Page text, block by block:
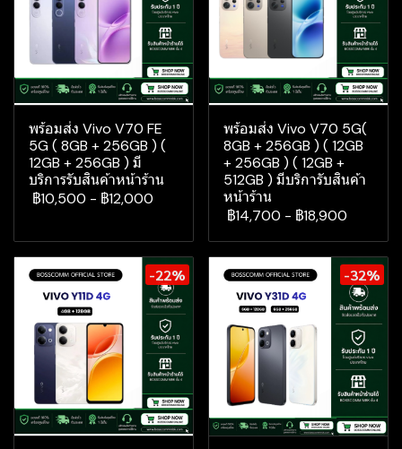
พร้อมส่ง Vivo V70 FE
5G ( 8GB + 256GB ) (
12GB + 256GB ) มี
บริการรับสินค้าหน้าร้าน
฿10,500 - ฿12,000
พร้อมส่ง Vivo V70 5G(
8GB + 256GB ) ( 12GB
+ 256GB ) ( 12GB +
512GB ) มีบริการับสินค้า
หน้าร้าน
฿14,700 - ฿18,900
-22% -32%